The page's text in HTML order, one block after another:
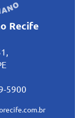
Recife
5900